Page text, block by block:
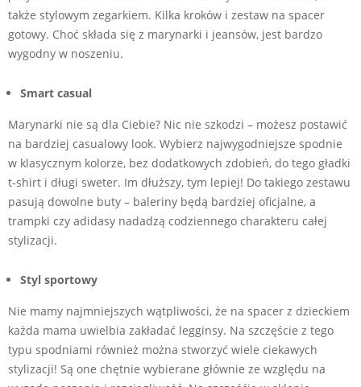
także stylowym zegarkiem. Kilka kroków i zestaw na spacer
gotowy. Choć składa się z marynarki i jeansów, jest bardzo
wygodny w noszeniu.
Smart casual
Marynarki nie są dla Ciebie? Nic nie szkodzi – możesz postawić
na bardziej casualowy look. Wybierz najwygodniejsze spodnie
w klasycznym kolorze, bez dodatkowych zdobień, do tego gładki
t-shirt i długi sweter. Im dłuższy, tym lepiej! Do takiego zestawu
pasują dowolne buty – baleriny będą bardziej oficjalne, a
trampki czy adidasy nadadzą codziennego charakteru całej
stylizacji.
Styl sportowy
Nie mamy najmniejszych wątpliwości, że na spacer z dzieckiem
każda mama uwielbia zakładać legginsy. Na szczęście z tego
typu spodniami również można stworzyć wiele ciekawych
stylizacji! Są one chętnie wybierane głównie ze względu na